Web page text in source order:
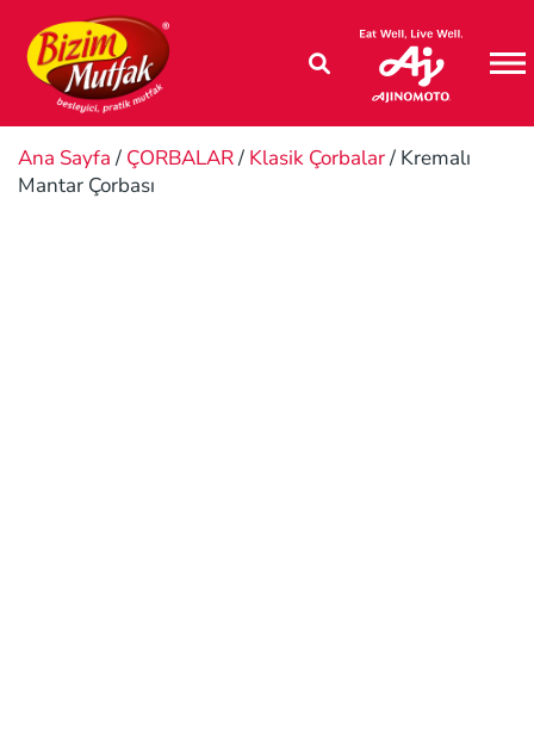
Ana Sayfa / ÇORBALAR/ Klasik Çorbalar/ Kremalı
Mantar Çorbası